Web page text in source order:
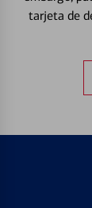
tarjeta de